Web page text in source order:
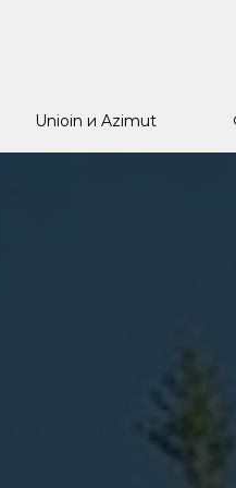
Union и Azimut
Unioin и Azimut